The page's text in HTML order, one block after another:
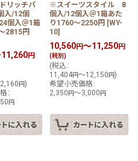
リッチパ
入/12個
個入＠1箱
2815円
円
円)
:
円
※スイーツスタイル 8
個入/12個入＠1箱あた
り1760〜2250円 [WY-
10]
10,560円～11,250円
(税別)
(税込 :
11,404円～12,150円)
希望小売価格 :
2,350円～3,000円